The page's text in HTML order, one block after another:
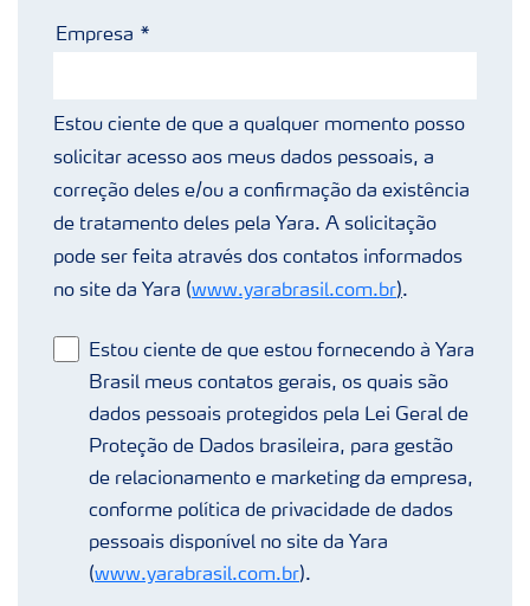
Empresa
Estou ciente de que a qualquer momento posso
solicitar acesso aos meus dados pessoais, a
correção deles e/ou a confirmação da existência
de tratamento deles pela Yara. A solicitação
pode ser feita através dos contatos informados
no site da Yara (www.yarabrasil.com.br).
Estou ciente de que estou fornecendo à Yara
Brasil meus contatos gerais, os quais são
dados pessoais protegidos pela Lei Geral de
Proteção de Dados brasileira, para gestão
de relacionamento e marketing da empresa,
conforme política de privacidade de dados
pessoais disponível no site da Yara
(www.yarabrasil.com.br).